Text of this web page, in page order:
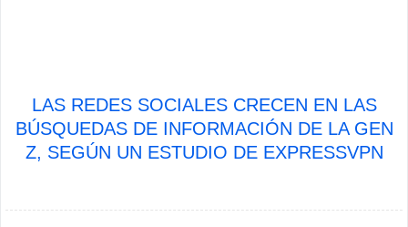
LAS REDES SOCIALES CRECEN EN LAS
BÚSQUEDAS DE INFORMACIÓN DE LA GEN
Z, SEGÚN UN ESTUDIO DE EXPRESSVPN